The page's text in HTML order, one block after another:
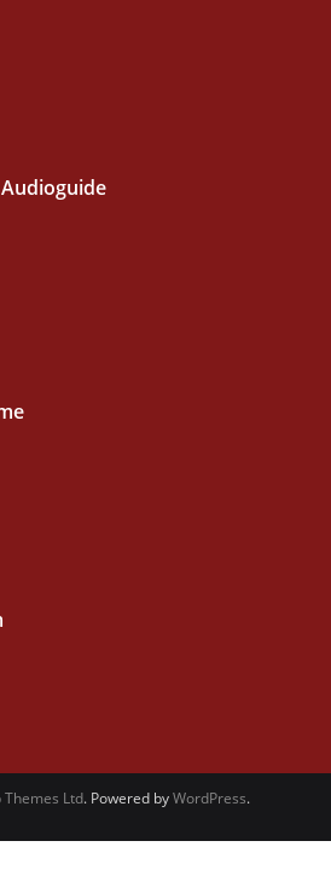
Audioguide
Themes Ltd. Powered byWordPress.